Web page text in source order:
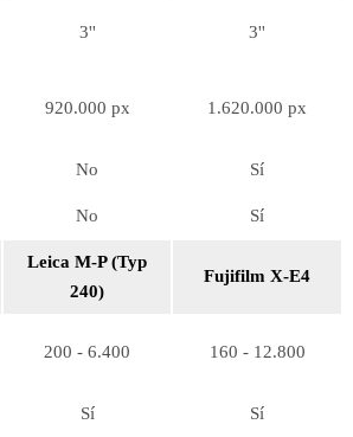
3'' 3''
920.000 px 1.620.000 px
No Sí
No Sí
Leica M-P (Typ
240)
Fujifilm X-E4
200 - 6.400 160 - 12.800
Sí Sí